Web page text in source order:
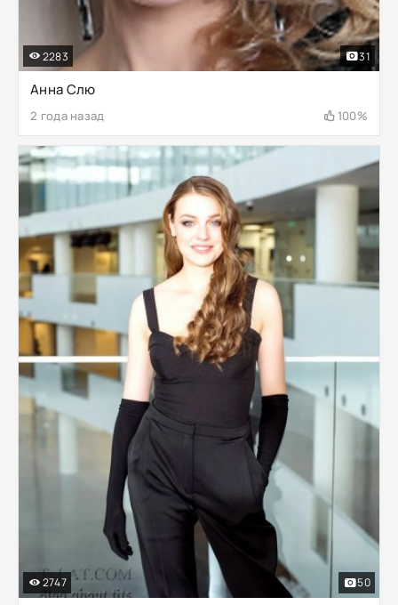
Анна Слю
2 года назад 100%
2283 31
2747 50